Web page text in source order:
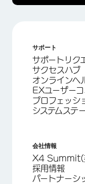
サポート
サポートリク
サクセスハブ
オンラインヘ
EXユーザー
プロフェッシ
システムステ
会社情報
X4 Summit(
採用情報
パートナーシ